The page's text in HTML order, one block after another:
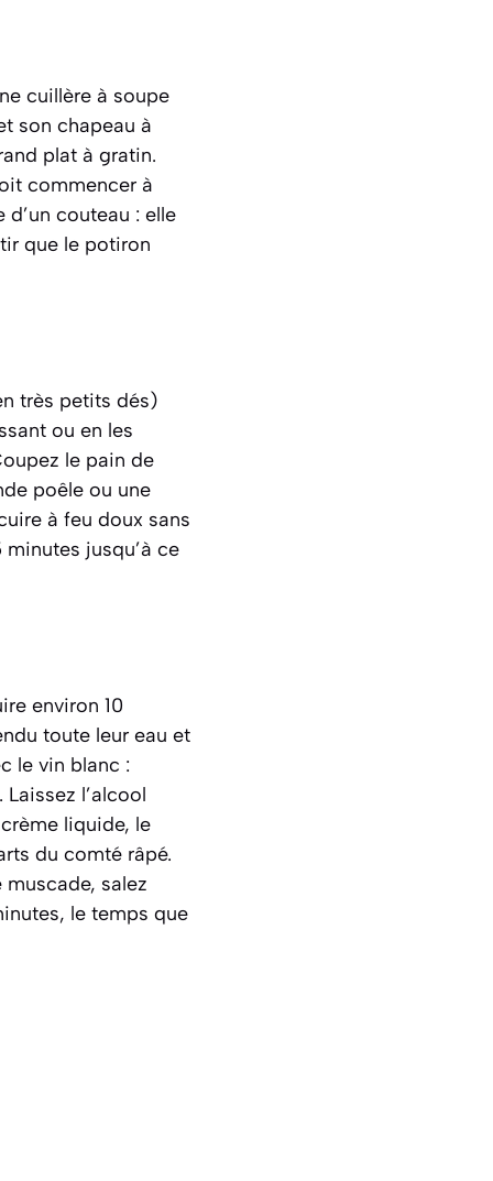
cuillère à soupe
son chapeau à
plat à gratin.
commencer à
couteau : elle
que le potiron
très petits dés)
ou en les
le pain de
poêle ou une
à feu doux sans
jusqu’à ce
environ 10
toute leur eau et
le vin blanc :
l’alcool
liquide, le
du comté râpé.
salez
le temps que